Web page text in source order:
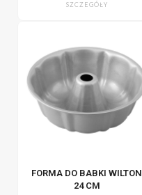
SZCZEGÓŁY
FORMA DO BABKI WILTON
24 CM